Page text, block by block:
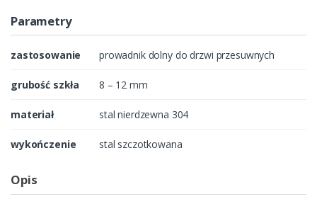
Parametry
zastosowanie prowadnik dolny do drzwi przesuwnych
grubość szkła 8 – 12 mm
materiał stal nierdzewna 304
wykończenie stal szczotkowana
Opis